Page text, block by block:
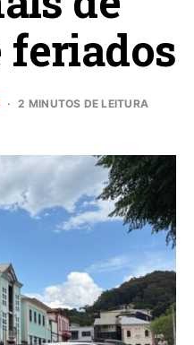
feriados
2 MINUTOS DE LEITURA